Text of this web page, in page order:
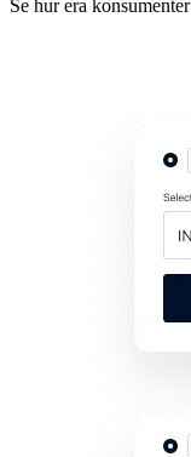
Se hur era